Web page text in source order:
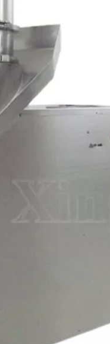
制粒机 湿法制粒机